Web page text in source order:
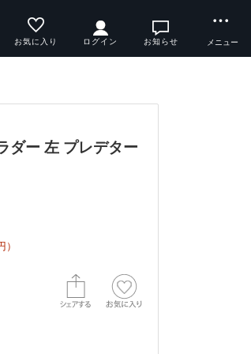
お気に入り ログイン お知らせ メニュー
ダー 左 プレデター
）